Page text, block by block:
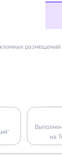
размещений
на